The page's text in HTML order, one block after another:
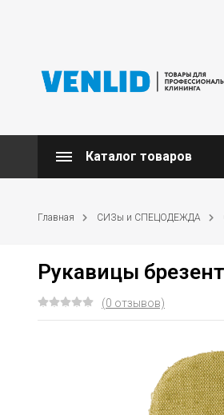
Каталог товаров
Главная СИЗы и СПЕЦОДЕЖДА
Рукавицы
(0 отзывов)